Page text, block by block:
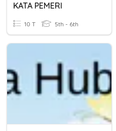
KATA PEMERI
10 T 5th - 6th